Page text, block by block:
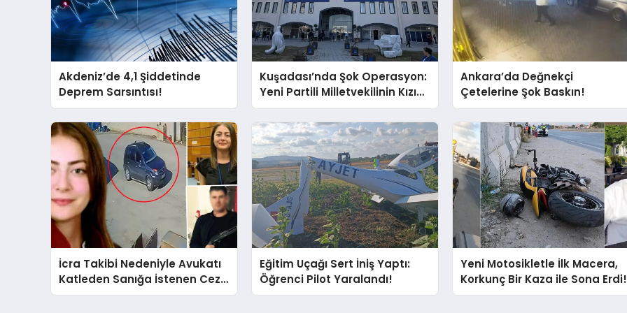
Akdeniz’de 4,1 Şiddetinde
Deprem Sarsıntısı!
Kuşadası’nda Şok Operasyon:
Yeni Partili Milletvekilinin Kızı
ve Damadı Gözaltında!
Ankara’da Değnekçi
Çetelerine Şok Baskın!
İcra Takibi Nedeniyle Avukatı
Katleden Sanığa İstenen Ceza
Belli Oldu!
Eğitim Uçağı Sert İniş Yaptı:
Öğrenci Pilot Yaralandı!
Yeni Motosikletle İlk Macera,
Korkunç Bir Kaza ile Sona Erdi!